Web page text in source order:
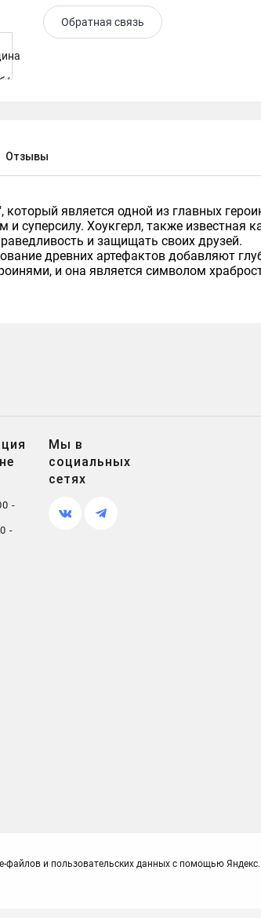
Обратная связь
Отзывы
который является одной из главных
суперсилу. Хоукгерл, также известная
и защищать своих друзей.
древних артефактов добавляют
и она является символом
-
-
Мы в
социальных
сетях
и пользовательских данных с помощью